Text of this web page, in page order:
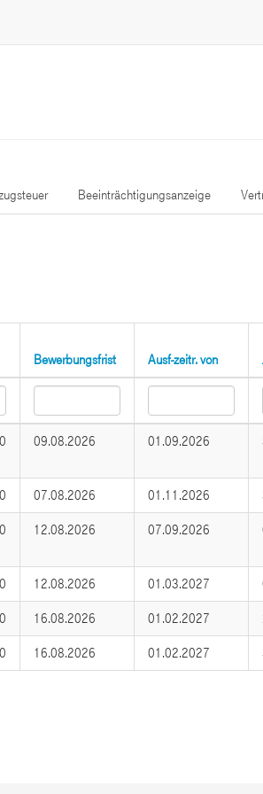
Beeinträchtigungsanzeige
Bewerbungsfrist Ausf-zeitr. von
09.08.2026 01.09.2026
07.08.2026 01.11.2026
12.08.2026 07.09.2026
12.08.2026 01.03.2027
16.08.2026 01.02.2027
16.08.2026 01.02.2027